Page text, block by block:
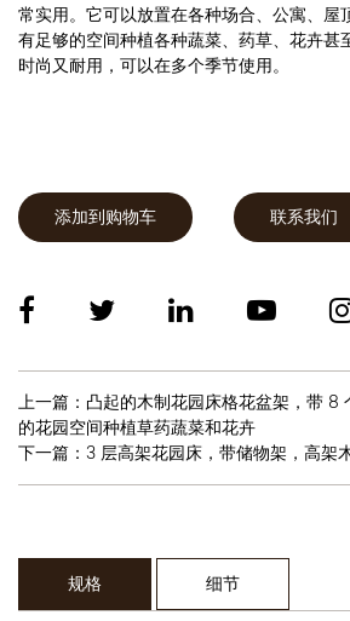
常实用。它可以放置在各种场合、公寓、屋
有足够的空间种植各种蔬菜、药草、花卉甚
时尚又耐用，可以在多个季节使用。
添加到购物车 联系我们
上一篇：凸起的木制花园床格花盆架，带 8
的花园空间种植草药蔬菜和花卉
下一篇：3 层高架花园床，带储物架，高架
规格 细节